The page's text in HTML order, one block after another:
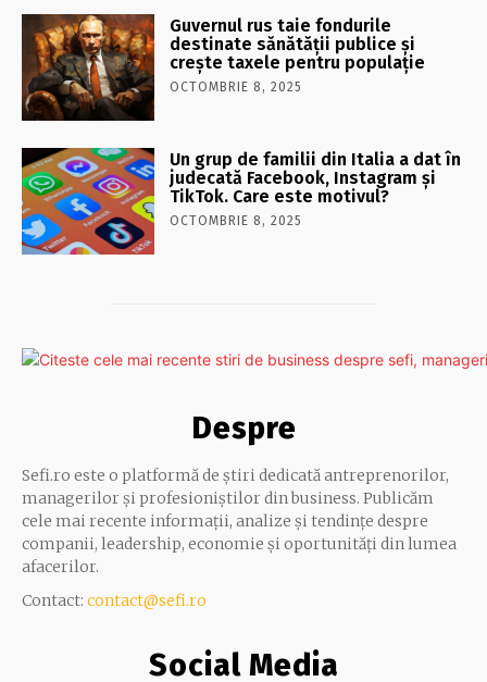
Guvernul rus taie fondurile
destinate sănătății publice și
crește taxele pentru populație
OCTOMBRIE 8, 2025
Un grup de familii din Italia a dat în
judecată Facebook, Instagram și
TikTok. Care este motivul?
OCTOMBRIE 8, 2025
Despre
Sefi.ro este o platformă de știri dedicată antreprenorilor,
managerilor și profesioniștilor din business. Publicăm
cele mai recente informații, analize și tendințe despre
companii, leadership, economie și oportunități din lumea
afacerilor.
Contact: contact@sefi.ro
Social Media